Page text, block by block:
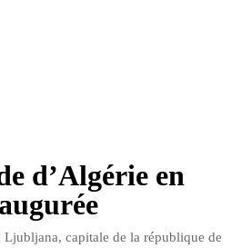
d’Algérie en
Ljubljana, capitale de la république de